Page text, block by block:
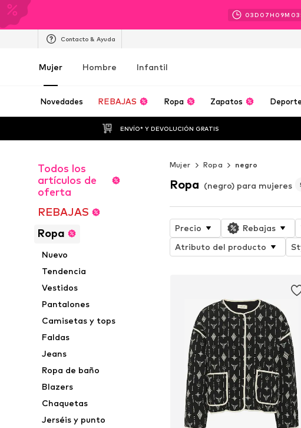
03D 07H 09M 01
Contacto & Ayuda
Mujer Hombre Infantil
Novedades REBAJAS Ropa Zapatos Deporte
ENVÍO* Y DEVOLUCIÓN GRATIS
Todos los
artículos de
oferta
REBAJAS
Ropa
Nuevo
Tendencia
Vestidos
Pantalones
Camisetas y tops
Faldas
Jeans
Ropa de baño
Blazers
Chaquetas
Jerséis y punto
Mujer Ropa negro
Ropa (negro) para mujeres
Precio Rebajas
Atributo del producto